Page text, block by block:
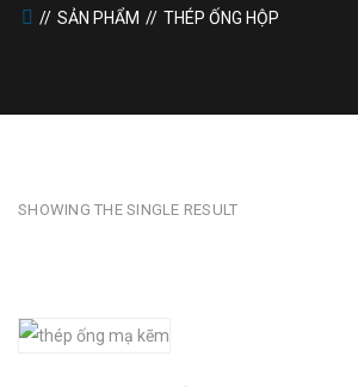
SẢN PHẨM THÉP ỐNG HỘP
SHOWING THE SINGLE RESULT